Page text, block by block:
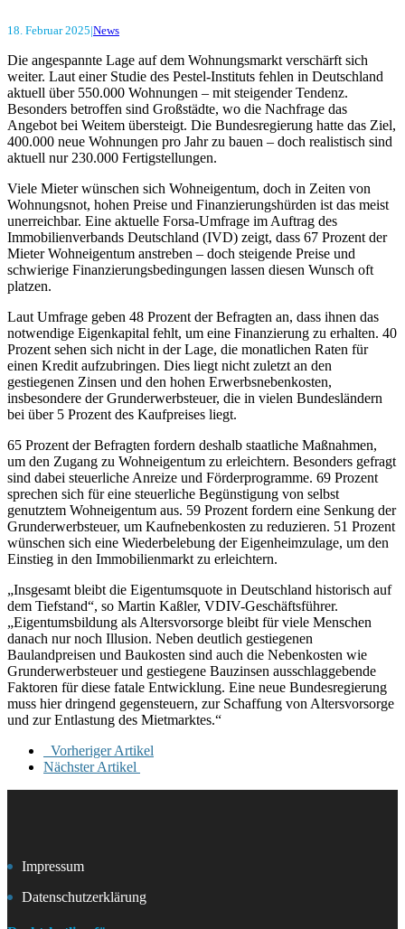
18. Februar 2025|News
Die angespannte Lage auf dem Wohnungsmarkt verschärft sich
weiter. Laut einer Studie des Pestel-Instituts fehlen in Deutschland
aktuell über 550.000 Wohnungen – mit steigender Tendenz.
Besonders betroffen sind Großstädte, wo die Nachfrage das
Angebot bei Weitem übersteigt. Die Bundesregierung hatte das Ziel,
400.000 neue Wohnungen pro Jahr zu bauen – doch realistisch sind
aktuell nur 230.000 Fertigstellungen.
Viele Mieter wünschen sich Wohneigentum, doch in Zeiten von
Wohnungsnot, hohen Preise und Finanzierungshürden ist das meist
unerreichbar. Eine aktuelle Forsa-Umfrage im Auftrag des
Immobilienverbands Deutschland (IVD) zeigt, dass 67 Prozent der
Mieter Wohneigentum anstreben – doch steigende Preise und
schwierige Finanzierungsbedingungen lassen diesen Wunsch oft
platzen.
Laut Umfrage geben 48 Prozent der Befragten an, dass ihnen das
notwendige Eigenkapital fehlt, um eine Finanzierung zu erhalten. 40
Prozent sehen sich nicht in der Lage, die monatlichen Raten für
einen Kredit aufzubringen. Dies liegt nicht zuletzt an den
gestiegenen Zinsen und den hohen Erwerbsnebenkosten,
insbesondere der Grunderwerbsteuer, die in vielen Bundesländern
bei über 5 Prozent des Kaufpreises liegt.
65 Prozent der Befragten fordern deshalb staatliche Maßnahmen,
um den Zugang zu Wohneigentum zu erleichtern. Besonders gefragt
sind dabei steuerliche Anreize und Förderprogramme. 69 Prozent
sprechen sich für eine steuerliche Begünstigung von selbst
genutztem Wohneigentum aus. 59 Prozent fordern eine Senkung der
Grunderwerbsteuer, um Kaufnebenkosten zu reduzieren. 51 Prozent
wünschen sich eine Wiederbelebung der Eigenheimzulage, um den
Einstieg in den Immobilienmarkt zu erleichtern.
„Insgesamt bleibt die Eigentumsquote in Deutschland historisch auf
dem Tiefstand“, so Martin Kaßler, VDIV-Geschäftsführer.
„Eigentumsbildung als Altersvorsorge bleibt für viele Menschen
danach nur noch Illusion. Neben deutlich gestiegenen
Baulandpreisen und Baukosten sind auch die Nebenkosten wie
Grunderwerbsteuer und gestiegene Bauzinsen ausschlaggebende
Faktoren für diese fatale Entwicklung. Eine neue Bundesregierung
muss hier dringend gegensteuern, zur Schaffung von Altersvorsorge
und zur Entlastung des Mietmarktes.“
Vorheriger Artikel
Nächster Artikel
Impressum
Datenschutzerklärung